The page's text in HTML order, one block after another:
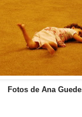
Fotos de Ana